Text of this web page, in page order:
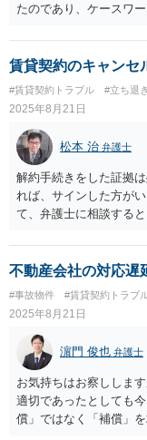
たのであり、ケースワ
いか、あっても賠償の
賃貸契約のキャンセ
#賃貸契約トラブル #立ち退
2025年8月21日
松本 治 弁護士
解約手続きをした証拠
れば、サインした方が
て、弁護士に相談する
不動産会社の対応遅
#事故物件 #賃貸契約トラブ
2025年8月21日
濵門 俊也 弁護士
お気持ちはお察ししま
適切であったとしても
償」ではなく「補償」